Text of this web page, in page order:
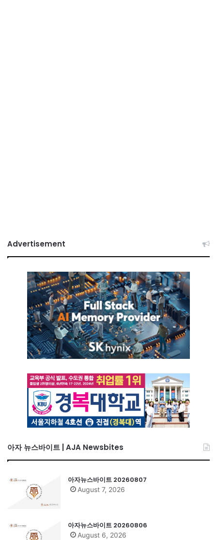
Advertisement
아자 뉴스바이트 | AJA Newsbites
아자뉴스바이트 20260807
August 7, 2026
아자뉴스바이트 20260806
August 6, 2026